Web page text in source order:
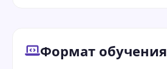
Формат обучения